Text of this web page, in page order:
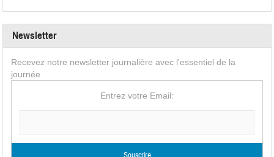
Newsletter
Recevez notre newsletter journalière avec l'essentiel de la
journée
Entrez votre Email: